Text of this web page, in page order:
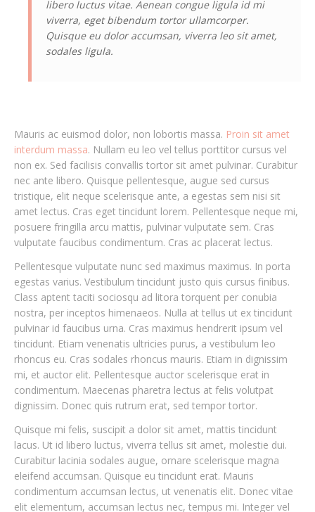
libero luctus vitae. Aenean congue ligula id mi
viverra, eget bibendum tortor ullamcorper.
Quisque eu dolor accumsan, viverra leo sit amet,
sodales ligula.
Mauris ac euismod dolor, non lobortis massa. Proin sit amet
interdum massa. Nullam eu leo vel tellus porttitor cursus vel
non ex. Sed facilisis convallis tortor sit amet pulvinar. Curabitur
nec ante libero. Quisque pellentesque, augue sed cursus
tristique, elit neque scelerisque ante, a egestas sem nisi sit
amet lectus. Cras eget tincidunt lorem. Pellentesque neque mi,
posuere fringilla arcu mattis, pulvinar vulputate sem. Cras
vulputate faucibus condimentum. Cras ac placerat lectus.
Pellentesque vulputate nunc sed maximus maximus. In porta
egestas varius. Vestibulum tincidunt justo quis cursus finibus.
Class aptent taciti sociosqu ad litora torquent per conubia
nostra, per inceptos himenaeos. Nulla at tellus ut ex tincidunt
pulvinar id faucibus urna. Cras maximus hendrerit ipsum vel
tincidunt. Etiam venenatis ultricies purus, a vestibulum leo
rhoncus eu. Cras sodales rhoncus mauris. Etiam in dignissim
mi, et auctor elit. Pellentesque auctor scelerisque erat in
condimentum. Maecenas pharetra lectus at felis volutpat
dignissim. Donec quis rutrum erat, sed tempor tortor.
Quisque mi felis, suscipit a dolor sit amet, mattis tincidunt
lacus. Ut id libero luctus, viverra tellus sit amet, molestie dui.
Curabitur lacinia sodales augue, ornare scelerisque magna
eleifend accumsan. Quisque eu tincidunt erat. Mauris
condimentum accumsan lectus, ut venenatis elit. Donec vitae
elit elementum, accumsan lectus nec, tempus mi. Integer vel